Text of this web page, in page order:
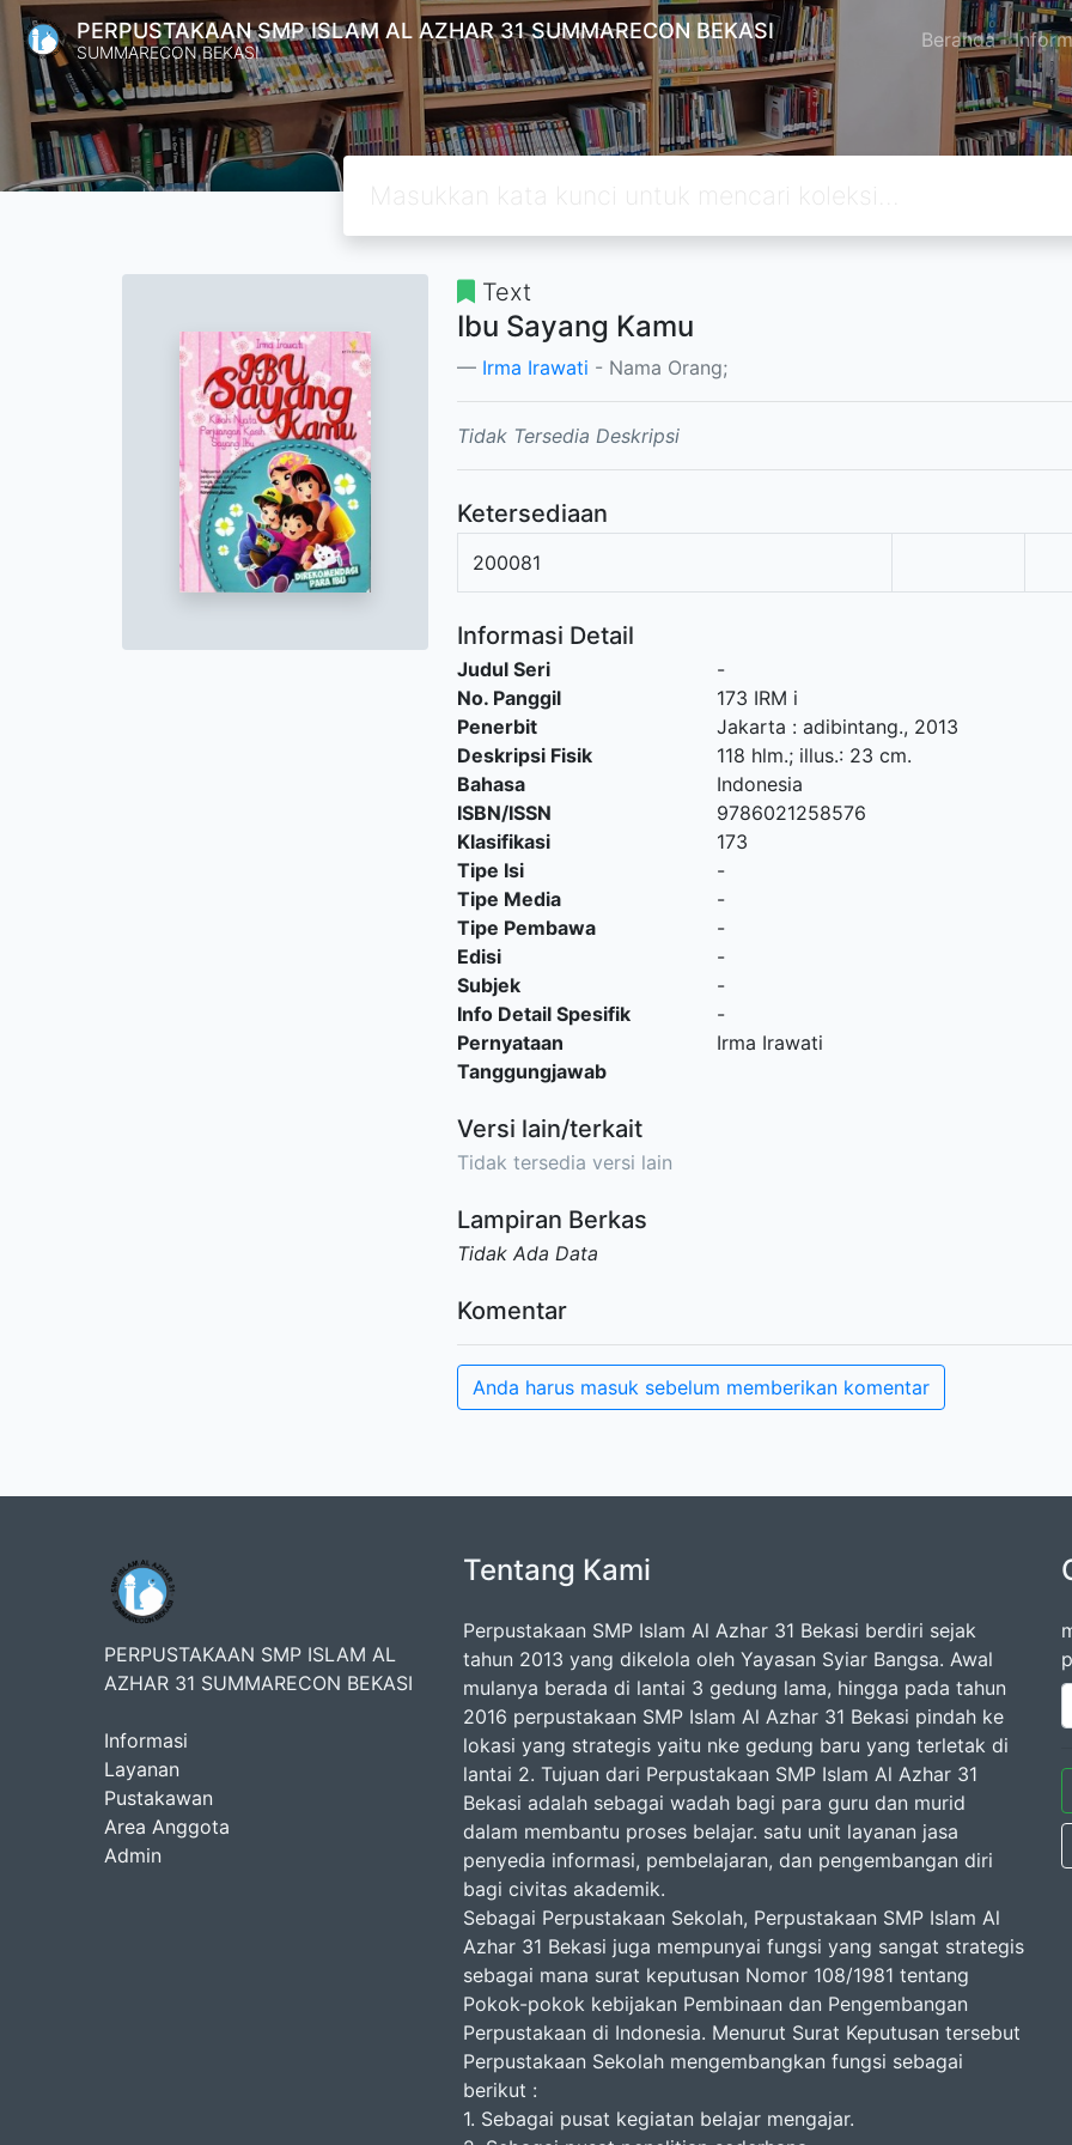
PERPUSTAKAAN SMP ISLAM AL AZHAR 31 SUMMARECON BEKASI
SUMMARECON BEKASI Beranda
Text
Ibu Sayang Kamu
Irma Irawati - Nama Orang;
Tidak Tersedia Deskripsi
Ketersediaan
200081
Informasi Detail
Judul Seri
-
No. Panggil
173 IRM i
Penerbit
Jakarta : adibintang., 2013
Deskripsi Fisik
118 hlm.; illus.: 23 cm.
Bahasa
Indonesia
ISBN/ISSN
9786021258576
Klasifikasi
173
Tipe Isi
-
Tipe Media
-
Tipe Pembawa
-
Edisi
-
Subjek
-
Info Detail Spesifik
-
Pernyataan
Tanggungjawab
Irma Irawati
Versi lain/terkait
Tidak tersedia versi lain
Lampiran Berkas
Tidak Ada Data
Komentar
Anda harus masuk sebelum memberikan komentar
PERPUSTAKAAN SMP ISLAM AL
AZHAR 31 SUMMARECON BEKASI
Informasi
Layanan
Pustakawan
Area Anggota
Admin
Tentang Kami
Perpustakaan SMP Islam Al Azhar 31 Bekasi berdiri sejak
tahun 2013 yang dikelola oleh Yayasan Syiar Bangsa. Awal
mulanya berada di lantai 3 gedung lama, hingga pada tahun
2016 perpustakaan SMP Islam Al Azhar 31 Bekasi pindah ke
lokasi yang strategis yaitu nke gedung baru yang terletak di
lantai 2. Tujuan dari Perpustakaan SMP Islam Al Azhar 31
Bekasi adalah sebagai wadah bagi para guru dan murid
dalam membantu proses belajar. satu unit layanan jasa
penyedia informasi, pembelajaran, dan pengembangan diri
bagi civitas akademik.
Sebagai Perpustakaan Sekolah, Perpustakaan SMP Islam Al
Azhar 31 Bekasi juga mempunyai fungsi yang sangat strategis
sebagai mana surat keputusan Nomor 108/1981 tentang
Pokok-pokok kebijakan Pembinaan dan Pengembangan
Perpustakaan di Indonesia. Menurut Surat Keputusan tersebut
Perpustakaan Sekolah mengembangkan fungsi sebagai
berikut :
1. Sebagai pusat kegiatan belajar mengajar.